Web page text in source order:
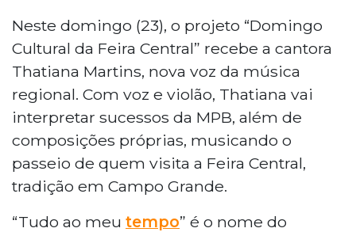
Neste domingo (23), o projeto “Domingo
Cultural da Feira Central” recebe a cantora
Thatiana Martins, nova voz da música
regional. Com voz e violão, Thatiana vai
interpretar sucessos da MPB, além de
composições próprias, musicando o
passeio de quem visita a Feira Central,
tradição em Campo Grande.
“Tudo ao meu tempo” é o nome do